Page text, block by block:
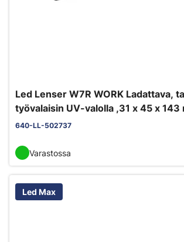
Led Lenser W7R WORK Ladattava, taittuva
työvalaisin UV-valolla ,31 x 45 x 143
640-LL-502737
Varastossa
Led Max